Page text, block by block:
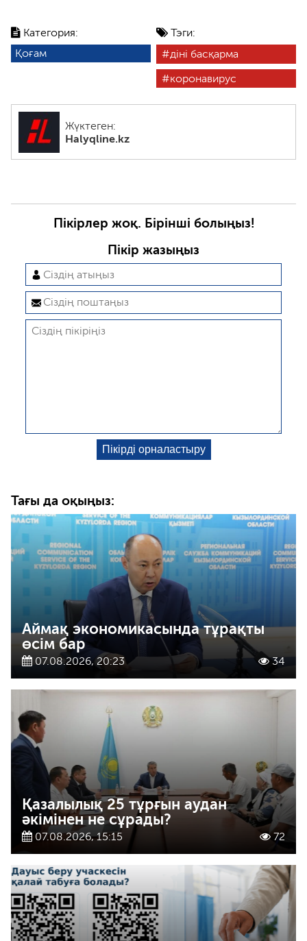
Категория:
Қоғам
Тэги:
діні басқарма
коронавирус
Жүктеген:
Halyqline.kz
Пікірлер жоқ. Бірінші болыңыз!
Пікір жазыңыз
Тағы да оқыңыз:
Аймақ экономикасында тұрақты
өсім бар
07.08.2026, 20:23 34
Қазалылық 25 тұрғын аудан
әкімінен не сұрады?
07.08.2026, 15:15 72